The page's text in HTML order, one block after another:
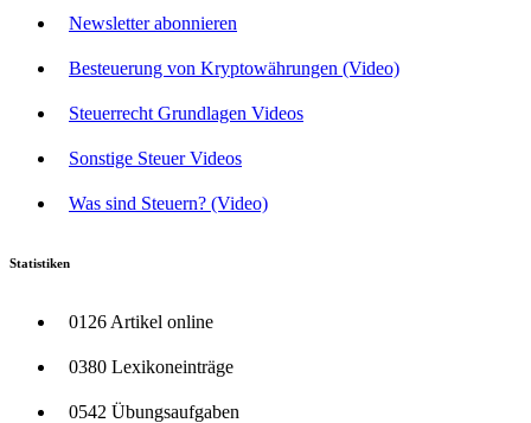
Newsletter abonnieren
Besteuerung von Kryptowährungen (Video)
Steuerrecht Grundlagen Videos
Sonstige Steuer Videos
Was sind Steuern? (Video)
Statistiken
0126 Artikel online
0380 Lexikoneinträge
0542 Übungsaufgaben